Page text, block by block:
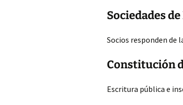
Sociedades
Socios responden de
Constitución
Escritura pública e